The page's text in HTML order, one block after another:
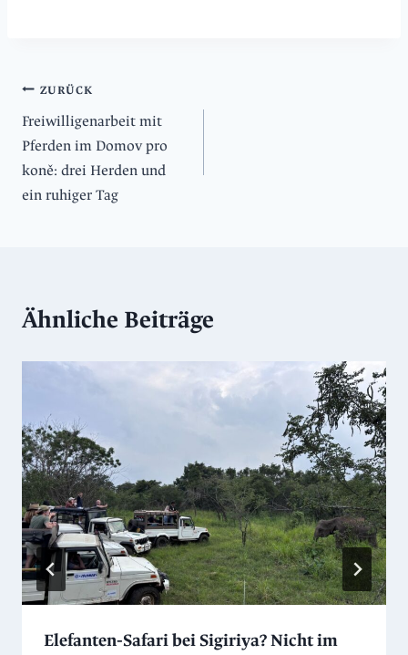
Beitragsnavigation
ZURÜCK
Freiwilligenarbeit mit
Pferden im Domov pro
koně: drei Herden und
ein ruhiger Tag
Ähnliche Beiträge
Elefanten‑Safari bei Sigiriya? Nicht im